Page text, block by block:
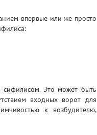
впервые или же просто
сифилисом. Это может быть
входных ворот для
к возбудителю,